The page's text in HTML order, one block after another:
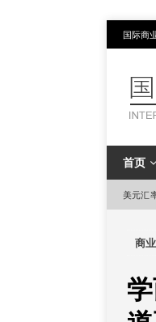
国际商
首页
美元汇
商